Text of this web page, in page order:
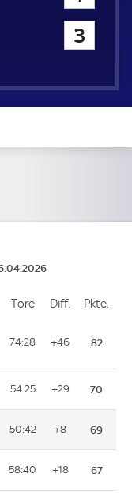
3
Niederlagen
ToreToreDiff. Differenz
Pkte.
74:28 +46 82
54:25 +29 70
50:42 +8 69
58:40 +18 67